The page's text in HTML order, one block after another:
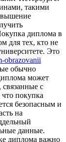
такими
диплома в
для тех, кто не
Это
obrazovanii
обычно
может
с
покупка
безопасным и
на
данные.
диплома важно